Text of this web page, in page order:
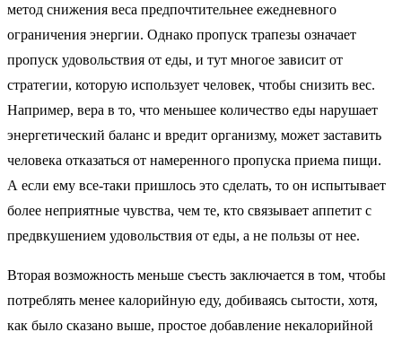
метод снижения веса предпочтительнее ежедневного
ограничения энергии. Однако пропуск трапезы означает
пропуск удовольствия от еды, и тут многое зависит от
стратегии, которую использует человек, чтобы снизить вес.
Например, вера в то, что меньшее количество еды нарушает
энергетический баланс и вредит организму, может заставить
человека отказаться от намеренного пропуска приема пищи.
А если ему все-таки пришлось это сделать, то он испытывает
более неприятные чувства, чем те, кто связывает аппетит с
предвкушением удовольствия от еды, а не пользы от нее.
Вторая возможность меньше съесть заключается в том, чтобы
потреблять менее калорийную еду, добиваясь сытости, хотя,
как было сказано выше, простое добавление некалорийной